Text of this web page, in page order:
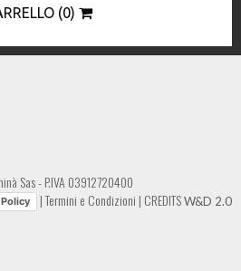
(0)
Sas - P.IVA 03912720400
|Termini e Condizioni | CREDITSW&D 2.0